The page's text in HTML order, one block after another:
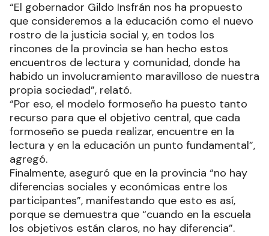
“El gobernador Gildo Insfrán nos ha propuesto
que consideremos a la educación como el nuevo
rostro de la justicia social y, en todos los
rincones de la provincia se han hecho estos
encuentros de lectura y comunidad, donde ha
habido un involucramiento maravilloso de nuestra
propia sociedad”, relató.
“Por eso, el modelo formoseño ha puesto tanto
recurso para que el objetivo central, que cada
formoseño se pueda realizar, encuentre en la
lectura y en la educación un punto fundamental”,
agregó.
Finalmente, aseguró que en la provincia “no hay
diferencias sociales y económicas entre los
participantes”, manifestando que esto es así,
porque se demuestra que “cuando en la escuela
los objetivos están claros, no hay diferencia”.